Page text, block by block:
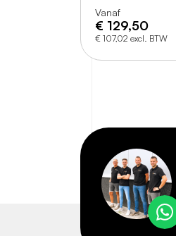
Vanaf
€ 129,50
€ 107,02 excl. BTW